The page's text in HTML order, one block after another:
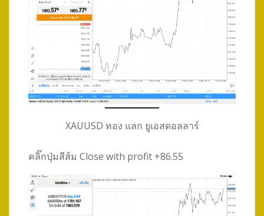
XAUUSD ทอง แลก ยูเอสดอลลาร์
คลิ๊กปุ่มสีส้ม Close with profit +86.55